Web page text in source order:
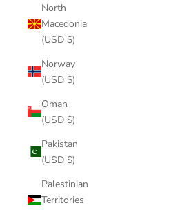
North
Macedonia
(USD $)
Norway
(USD $)
Oman
(USD $)
Pakistan
(USD $)
Palestinian
Territories